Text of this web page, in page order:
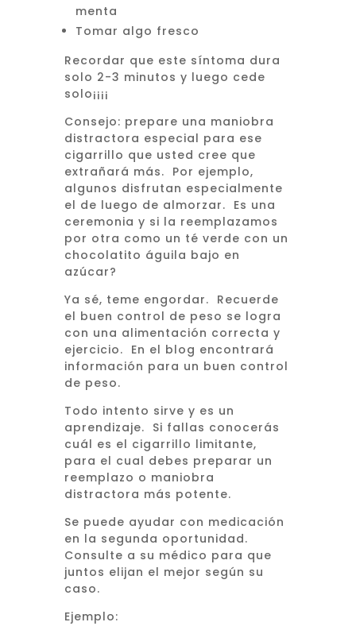
menta
Tomar algo fresco
Recordar que este síntoma dura
solo 2-3 minutos y luego cede
solo¡¡¡¡
Consejo: prepare una maniobra
distractora especial para ese
cigarrillo que usted cree que
extrañará más. Por ejemplo,
algunos disfrutan especialmente
el de luego de almorzar. Es una
ceremonia y si la reemplazamos
por otra como un té verde con un
chocolatito águila bajo en
azúcar?
Ya sé, teme engordar. Recuerde
el buen control de peso se logra
con una alimentación correcta y
ejercicio. En el blog encontrará
información para un buen control
de peso.
Todo intento sirve y es un
aprendizaje. Si fallas conocerás
cuál es el cigarrillo limitante,
para el cual debes preparar un
reemplazo o maniobra
distractora más potente.
Se puede ayudar con medicación
en la segunda oportunidad.
Consulte a su médico para que
juntos elijan el mejor según su
caso.
Ejemplo: